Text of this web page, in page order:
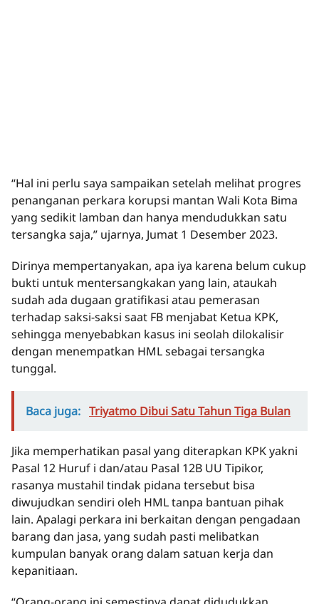
“Hal ini perlu saya sampaikan setelah melihat progres
penanganan perkara korupsi mantan Wali Kota Bima
yang sedikit lamban dan hanya mendudukkan satu
tersangka saja,” ujarnya, Jumat 1 Desember 2023.
Dirinya mempertanyakan, apa iya karena belum cukup
bukti untuk mentersangkakan yang lain, ataukah
sudah ada dugaan gratifikasi atau pemerasan
terhadap saksi-saksi saat FB menjabat Ketua KPK,
sehingga menyebabkan kasus ini seolah dilokalisir
dengan menempatkan HML sebagai tersangka
tunggal.
Baca juga: Triyatmo Dibui Satu Tahun Tiga Bulan
Jika memperhatikan pasal yang diterapkan KPK yakni
Pasal 12 Huruf i dan/atau Pasal 12B UU Tipikor,
rasanya mustahil tindak pidana tersebut bisa
diwujudkan sendiri oleh HML tanpa bantuan pihak
lain. Apalagi perkara ini berkaitan dengan pengadaan
barang dan jasa, yang sudah pasti melibatkan
kumpulan banyak orang dalam satuan kerja dan
kepanitiaan.